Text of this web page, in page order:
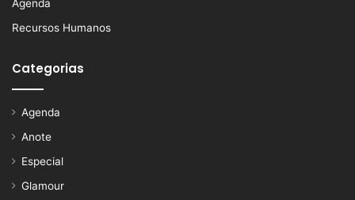
Agenda
Recursos Humanos
Categorias
Agenda
Anote
Especial
Glamour